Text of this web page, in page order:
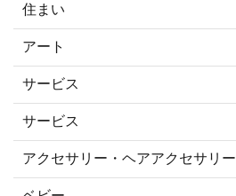
住まい
アート
サービス
サービス
アクセサリー・ヘアアクセサリー